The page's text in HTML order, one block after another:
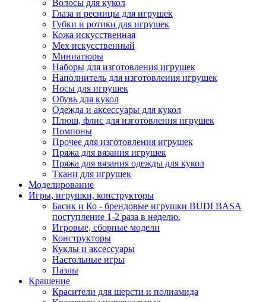
Волосы для кукол
Глаза и ресницы для игрушек
Губки и ротики для игрушек
Кожа искусственная
Мех искусственный
Миниатюры
Наборы для изготовления игрушек
Наполнитель для изготовления игрушек
Носы для игрушек
Обувь для кукол
Одежда и аксессуары для кукол
Плюш, флис для изготовления игрушек
Помпоны
Прочее для изготовления игрушек
Пряжа для вязания игрушек
Пряжа для вязания одежды для кукол
Ткани для игрушек
Моделирование
Игры, игрушки, конструкторы
Басик и Ко - брендовые игрушки BUDI BASA
поступление 1-2 раза в неделю.
Игровые, сборные модели
Конструкторы
Куклы и аксессуары
Настольные игры
Пазлы
Крашение
Красители для шерсти и полиамида